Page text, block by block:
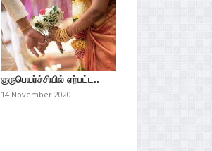
குருபெயர்ச்சியில் ஏற்பட்ட..
14 November 2020